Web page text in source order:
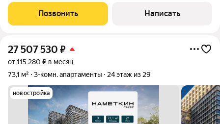
«Остров»! Адрес: квартал «Остров 6», корпус 6, секция 2.
Общая площадь: 66,2 м. Год
Позвонить Написать
27 507 530 ₽
от 115 280 ₽ в месяц
73,1 м²
3-комн. апартаменты 24 этаж из 29
новостройка